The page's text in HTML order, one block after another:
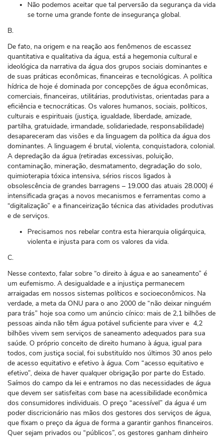
Não podemos aceitar que tal perversão da segurança da vida
se torne uma grande fonte de insegurança global.
B.
De fato, na origem e na reação aos fenômenos de escassez
quantitativa e qualitativa da água, está a hegemonia cultural e
ideológica da narrativa da água dos grupos sociais dominantes e
de suas práticas econômicas, financeiras e tecnológicas. A política
hídrica de hoje é dominada por concepções de água econômicas,
comerciais, financeiras, utilitárias, produtivistas, orientadas para a
eficiência e tecnocráticas. Os valores humanos, sociais, políticos,
culturais e espirituais (justiça, igualdade, liberdade, amizade,
partilha, gratuidade, irmandade, solidariedade, responsabilidade)
desapareceram das visões e da linguagem da política da água dos
dominantes. A linguagem é brutal, violenta, conquistadora, colonial.
A depredação da água (retiradas excessivas, poluição,
contaminação, mineração, desmatamento, degradação do solo,
quimioterapia tóxica intensiva, sérios riscos ligados à
obsolescência de grandes barragens – 19.000 das atuais 28.000) é
intensificada graças a novos mecanismos e ferramentas como a
“digitalização” e a financeirização técnica das atividades produtivas
e de serviços.
Precisamos nos rebelar contra esta hierarquia oligárquica,
violenta e injusta para com os valores da vida.
C.
Nesse contexto, falar sobre “o direito à água e ao saneamento” é
um eufemismo. A desigualdade e a injustiça permanecem
arraigadas em nossos sistemas políticos e socioeconômicos. Na
verdade, a meta da ONU para o ano 2000 de “não deixar ninguém
para trás” hoje soa como um anúncio cínico: mais de 2,1 bilhões de
pessoas ainda não têm água potável suficiente para viver e 4,2
bilhões vivem sem serviços de saneamento adequados para sua
saúde. O próprio conceito de direito humano à água, igual para
todos, com justiça social, foi substituído nos últimos 30 anos pelo
de acesso equitativo e efetivo à água. Com “acesso equitativo e
efetivo”, deixa de haver qualquer obrigação por parte do Estado.
Saímos do campo da lei e entramos no das necessidades de água
que devem ser satisfeitas com base na acessibilidade econômica
dos consumidores individuais. O preço “acessível” da água é um
poder discricionário nas mãos dos gestores dos serviços de água,
que fixam o preço da água de forma a garantir ganhos financeiros.
Quer sejam privados ou “públicos”, os gestores ganham dinheiro